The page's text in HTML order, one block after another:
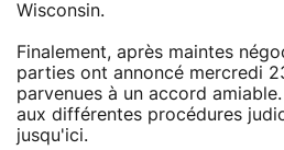
Wisconsin.
Finalement, après maintes
parties ont annoncé mercredi
parvenues à un accord
aux différentes procédures
jusqu'ici.